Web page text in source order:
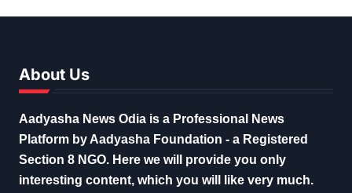
About Us
Aadyasha News Odia is a Professional News
Platform by Aadyasha Foundation - a Registered
Section 8 NGO. Here we will provide you only
interesting content, which you will like very much.